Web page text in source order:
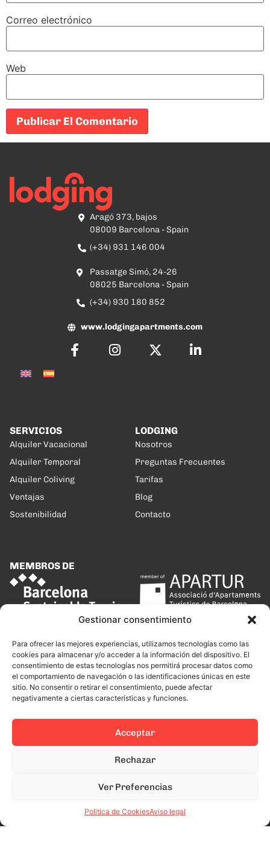
Gestionar consentimiento
Para ofrecer las mejores experiencias, utilizamos tecnologías como las
cookies para almacenar y/o acceder a la información del dispositivo. El
consentimiento de estas tecnologías nos permitirá procesar datos como
el comportamiento de navegación o las identificaciones únicas en este
sitio. No consentir o retirar el consentimiento, puede afectar
negativamente a ciertas características y funciones.
Acceptar
Rechazar
Ver Preferencias
Politica de CookiesAviso legal
Correo electrónico
Web
Aragó 373, bajos
08009 Barcelona - Spain
(+34) 931 146 004
Passatge Simó, 24-26
08025 Barcelona - Spain
(+34) 930 180 852
www.lodgingapartments.com
SERVICIOS
Alquiler Vacacional
Alquiler Temporal
Alquiler Coliving
Ventajas
Sostenibilidad
LODGING
Nosotros
Preguntas Frecuentes
Tarifas
Blog
Contacto
MEMBROS DE
This site is protected by reCAPTCHA and the Google